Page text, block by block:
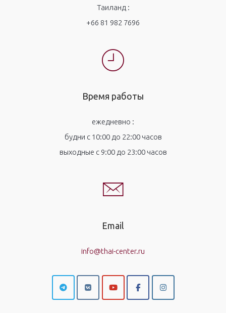
Таиланд :
+66 81 982 7696
Время работы
ежедневно :
будни с 10:00 до 22:00 часов
выходные с 9:00 до 23:00 часов
Email
info@thai-center.ru